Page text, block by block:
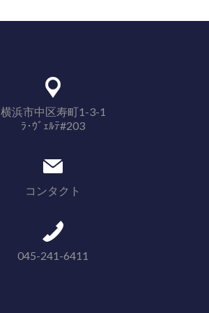
横浜市中区寿町1-3-1
ﾗ･ｳﾞｪﾙﾃ#203
コンタクト
045-241-6411